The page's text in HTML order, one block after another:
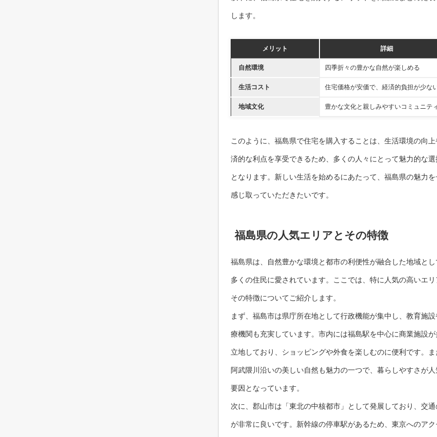
します。
メリット 詳細
自然環境 四季折々の豊かな自然が楽しめる
生活コスト 住宅価格が安価で、経済的負担が少な
地域文化 豊かな文化と親しみやすいコミュニテ
このように、福島県で住宅を購入することは、生活環境の向上
済的な利点を享受できるため、多くの人々にとって魅力的な選
となります。新しい生活を始めるにあたって、福島県の魅力を
感じ取っていただきたいです。
福島県の人気エリアとその特徴
福島県は、自然豊かな環境と都市の利便性が融合した地域とし
多くの住民に愛されています。ここでは、特に人気の高いエリ
その特徴についてご紹介します。
まず、福島市は県庁所在地として行政機能が集中し、教育施設
療機関も充実しています。市内には福島駅を中心に商業施設が
立地しており、ショッピングや外食を楽しむのに便利です。ま
阿武隈川沿いの美しい自然も魅力の一つで、暮らしやすさが
要因となっています。
次に、郡山市は「東北の中核都市」として発展しており、交通
が非常に良いです。新幹線の停車駅があるため、東京へのアク